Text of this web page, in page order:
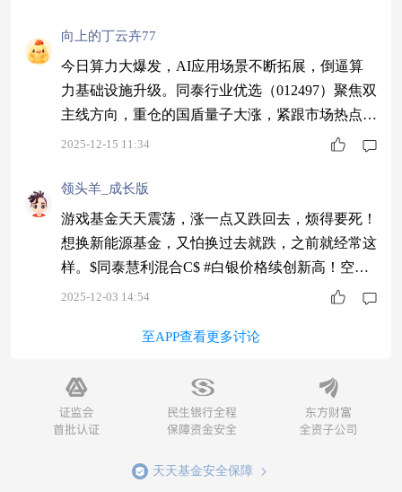
向上的丁云卉77
今日算力大爆发，AI应用场景不断拓展，倒逼算
力基础设施升级。同泰行业优选（012497）聚焦双
主线方向，重仓的国盾量子大涨，紧跟市场热点节
奏。$同泰行业优选股票C$ #2025即将收官 明年怎
2025-12-15 11:34
领头羊_成长版
游戏基金天天震荡，涨一点又跌回去，烦得要死！
想换新能源基金，又怕换过去就跌，之前就经常这
样。$同泰慧利混合C$ #白银价格续创新高！空间
还有多大？#
2025-12-03 14:54
至APP查看更多讨论
天天基金安全保障